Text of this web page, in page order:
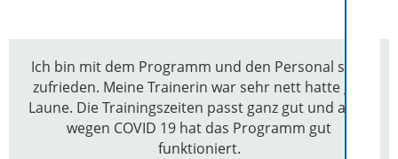
Ich bin mit dem Programm und den Personal sehr
zufrieden. Meine Trainerin war sehr nett hatte gut
Laune. Die Trainingszeiten passt ganz gut und auch
wegen COVID 19 hat das Programm gut
funktioniert.